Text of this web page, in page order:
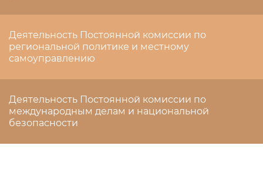
Деятельность Постоянной комиссии по
региональной политике и местному
самоуправлению
Деятельность Постоянной комиссии по
международным делам и национальной
безопасности